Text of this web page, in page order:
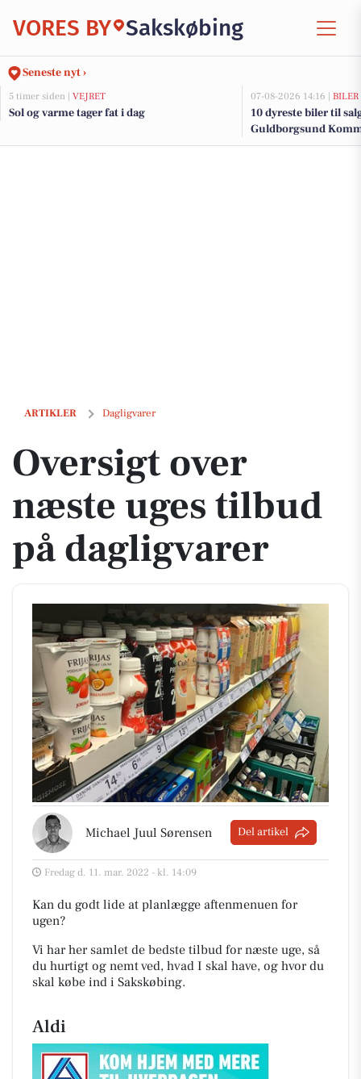
VORES BY Sakskøbing
Seneste nyt ›
5 timer siden | VEJRET
Sol og varme tager fat i dag
07-08-2026 14:16 | BILER
10 dyreste biler til
Guldborgsund
ARTIKLER Dagligvarer
Oversigt over næste uges tilbud på dagligvarer
Oversigt over
næste uges tilbud
på dagligvarer
Michael Juul Sørensen Del artikel
Fredag d. 11. mar. 2022 - kl. 14:09
Kan du godt lide at planlægge aftenmenuen for
ugen?
Vi har her samlet de bedste tilbud for næste uge, så
du hurtigt og nemt ved, hvad I skal have, og hvor du
skal købe ind i Sakskøbing.
Aldi